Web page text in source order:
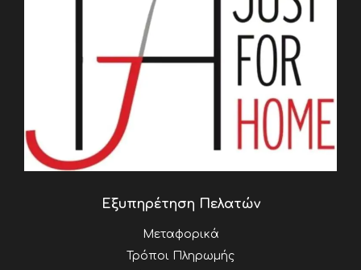
Εξυπηρέτηση Πελατών
Μεταφορικά
Τρόποι Πληρωμής